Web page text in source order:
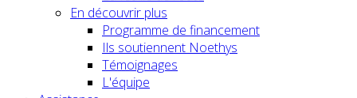
En découvrir plus
Programme de financement
Ils soutiennent Noethys
Témoignages
L'équipe